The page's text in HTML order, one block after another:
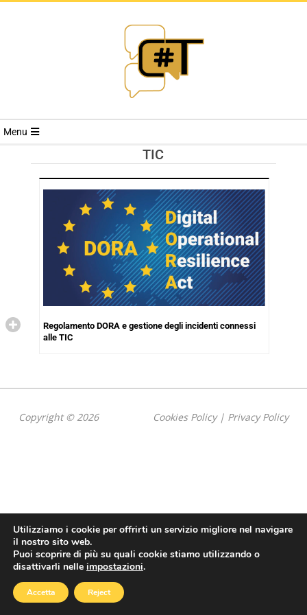
RIVISTA
TRENDS
Menu
TIC
Regolamento DORA e gestione degli incidenti connessi
alle TIC
Copyright © 2026 Cookies Policy| Privacy Policy
Utilizziamo i cookie per offrirti un servizio migliore nel navigare
il nostro sito web.
Puoi scoprire di più su quali cookie stiamo utilizzando o
disattivarli nelle impostazioni.
Accetta Reject